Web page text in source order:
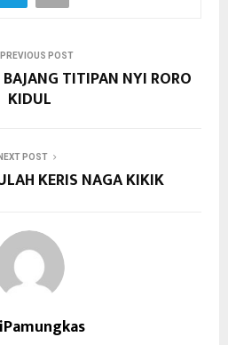
PREVIOUS POST
TITIPAN NYI RORO
KIDUL
NEXT POST
KERIS NAGA KIKIK